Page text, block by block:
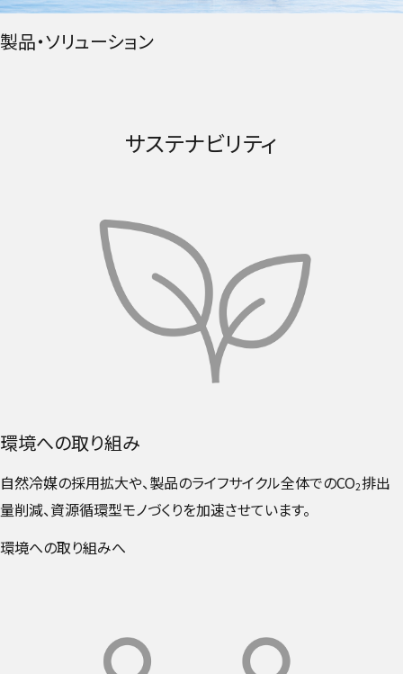
製品・ソリューション
サステナビリティ
環境への取り組み
自然冷媒の採用拡大や、製品のライフサイクル全体でのCO2排出
量削減、資源循環型モノづくりを加速させています。
環境への取り組みへ